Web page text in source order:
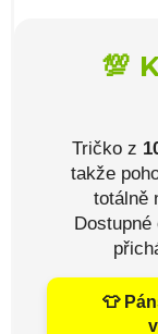
💯
Tričko z
takže
totálně
👕